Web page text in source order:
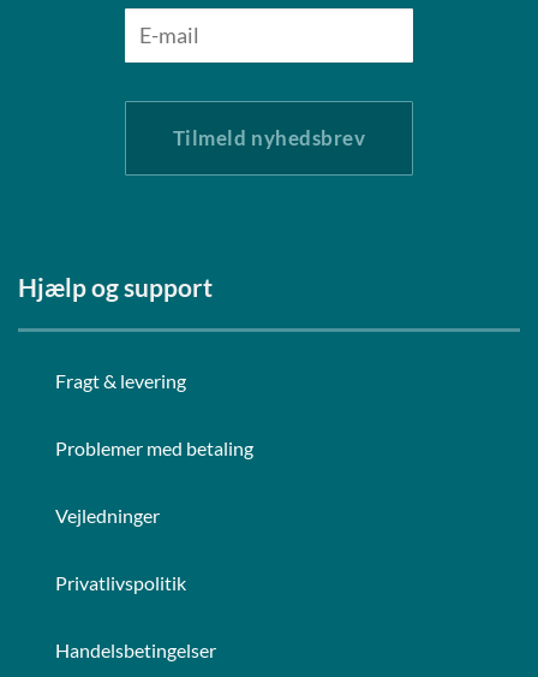
Tilmeld nyhedsbrev
Hjælp og support
Fragt & levering
Problemer med betaling
Vejledninger
Privatlivspolitik
Handelsbetingelser